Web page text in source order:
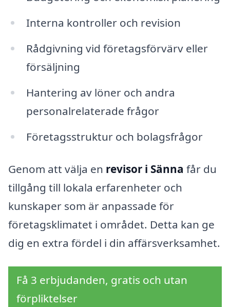
Interna kontroller och revision
Rådgivning vid företagsförvärv eller
försäljning
Hantering av löner och andra
personalrelaterade frågor
Företagsstruktur och bolagsfrågor
Genom att välja en revisor i Sänna får du
tillgång till lokala erfarenheter och
kunskaper som är anpassade för
företagsklimatet i området. Detta kan ge
dig en extra fördel i din affärsverksamhet.
Få 3 erbjudanden, gratis och utan
förpliktelser